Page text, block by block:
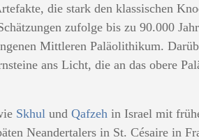
die stark den klassischen
zufolge bis zu 90.000
Mittleren Paläolithikum.
ans Licht, die an das obere
Skhul und Qafzeh in Israel mit
Neandertalers in St. Césaire in